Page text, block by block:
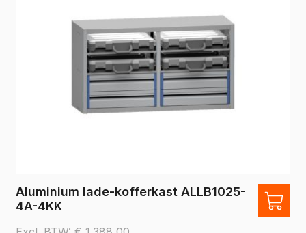
Aluminium lade-kofferkast ALLB1025-
4A-4KK